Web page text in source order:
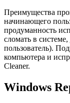
Преимущества
начинающего
продуманность
сломать в
пользователь).
компьютера и
Cleaner.
Windows